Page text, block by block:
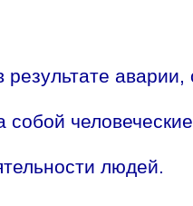
аварии,
собой
людей.